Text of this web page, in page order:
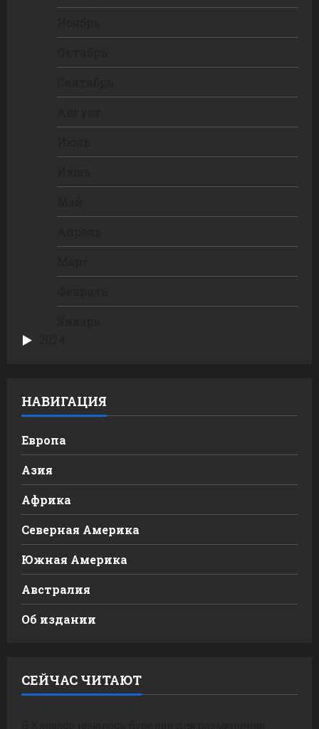
НАВИГАЦИЯ
Европа
Азия
Африка
Северная Америка
Южная Америка
Австралия
Об издании
СЕЙЧАС ЧИТАЮТ